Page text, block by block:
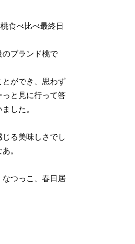
食べ比べ最終日
のブランド桃で
ができ、思わず
と見に行って答
した。
る美味しさでし
。
つっこ、春日居